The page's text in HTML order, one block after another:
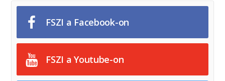
FSZI a Facebook-on
FSZI a Youtube-on